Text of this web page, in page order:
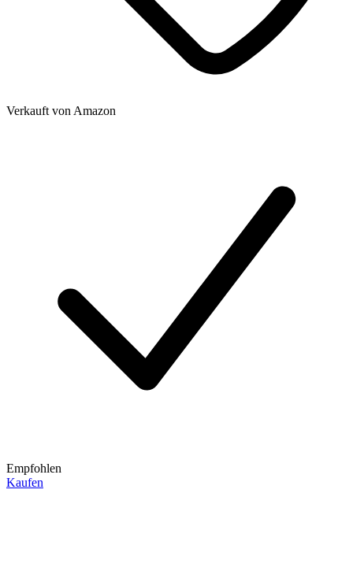
Verkauft von Amazon
Empfohlen
Kaufen